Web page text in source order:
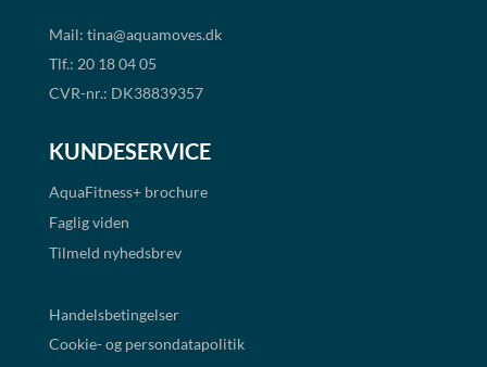
Mail: tina@aquamoves.dk
Tlf.: 20 18 04 05
CVR-nr.: DK38839357
KUNDESERVICE
AquaFitness+ brochure
Faglig viden
Tilmeld nyhedsbrev
Handelsbetingelser
Cookie- og persondatapolitik